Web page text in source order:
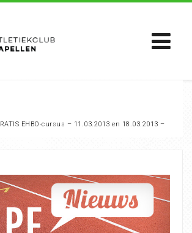
EHBO-cursus – 11.03.2013 en 18.03.2013 –